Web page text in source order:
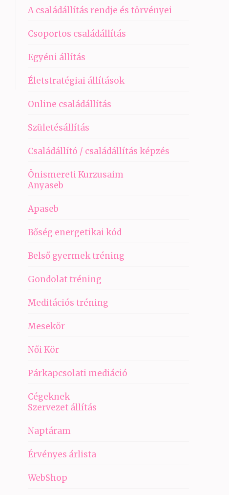
A családállítás rendje és törvényei
Csoportos családállítás
Egyéni állítás
Életstratégiai állítások
Online családállítás
Születésállítás
Családállító / családállítás képzés
Önismereti Kurzusaim
Anyaseb
Apaseb
Bőség energetikai kód
Belső gyermek tréning
Gondolat tréning
Meditációs tréning
Mesekör
Női Kör
Párkapcsolati mediáció
Cégeknek
Szervezet állítás
Naptáram
Érvényes árlista
WebShop